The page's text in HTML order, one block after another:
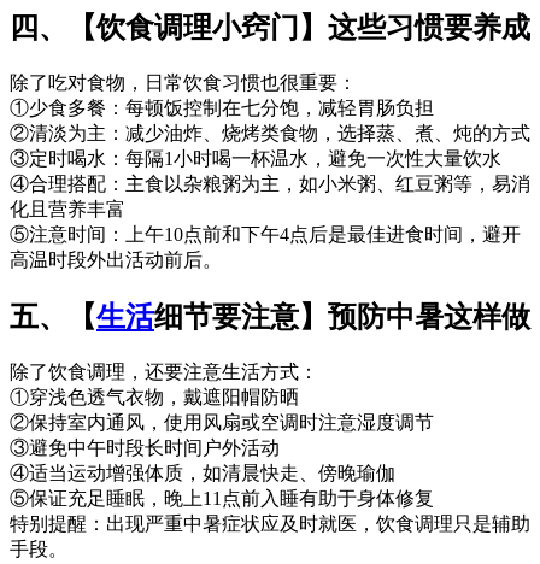
四、【饮食调理小窍门】这些习惯要养成
除了吃对食物，日常饮食习惯也很重要：
①少食多餐：每顿饭控制在七分饱，减轻胃肠负担
②清淡为主：减少油炸、烧烤类食物，选择蒸、煮、炖的方式
③定时喝水：每隔1小时喝一杯温水，避免一次性大量饮水
④合理搭配：主食以杂粮粥为主，如小米粥、红豆粥等，易消
化且营养丰富
⑤注意时间：上午10点前和下午4点后是最佳进食时间，避开
高温时段外出活动前后。
五、【生活细节要注意】预防中暑这样做
除了饮食调理，还要注意生活方式：
①穿浅色透气衣物，戴遮阳帽防晒
②保持室内通风，使用风扇或空调时注意湿度调节
③避免中午时段长时间户外活动
④适当运动增强体质，如清晨快走、傍晚瑜伽
⑤保证充足睡眠，晚上11点前入睡有助于身体修复
特别提醒：出现严重中暑症状应及时就医，饮食调理只是辅助
手段。